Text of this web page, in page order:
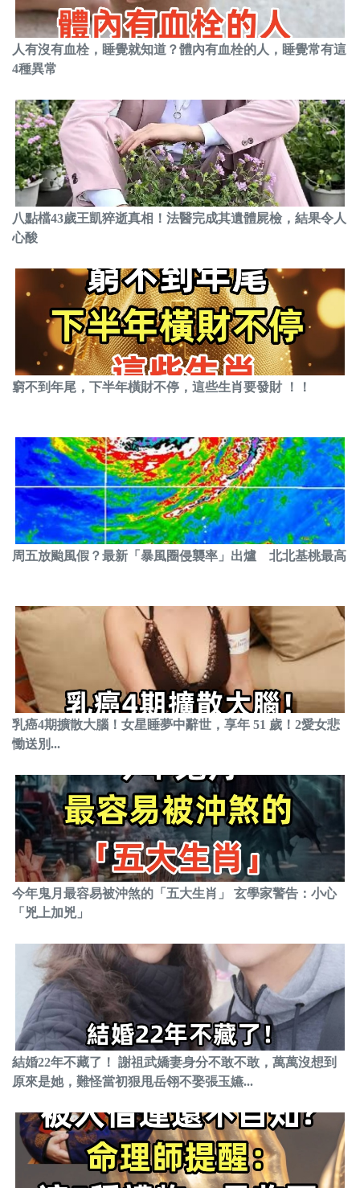
人有沒有血栓，睡覺就知道？體內有血栓的人，睡覺常有這
4種異常
八點檔43歲王凱猝逝真相！法醫完成其遺體屍檢，結果令人
心酸
窮不到年尾，下半年橫財不停，這些生肖要發財 ！！
周五放颱風假？最新「暴風圈侵襲率」出爐 北北基桃最高
乳癌4期擴散大腦！女星睡夢中辭世，享年 51 歲！2愛女悲
慟送別...
今年鬼月最容易被沖煞的「五大生肖」 玄學家警告：小心
「兇上加兇」
結婚22年不藏了！ 謝祖武嬌妻身分不敢不敢，萬萬沒想到
原來是她，難怪當初狠甩岳翎不娶張玉嬿...